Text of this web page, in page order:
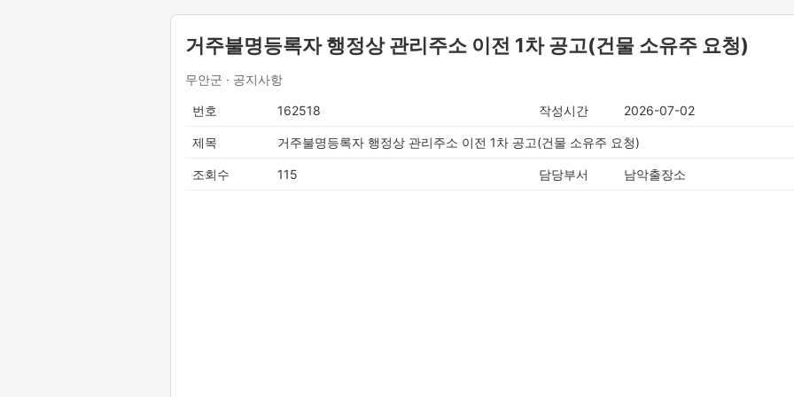
거주불명등록자 행정상 관리주소 이전 1차 공고(건물 소유주 요청)
무안군 · 공지사항
번호 162518 작성시간 2026-07-02
제목 거주불명등록자 행정상 관리주소 이전 1차 공고(건물 소유주 요청)
조회수 115 담당부서 남악출장소